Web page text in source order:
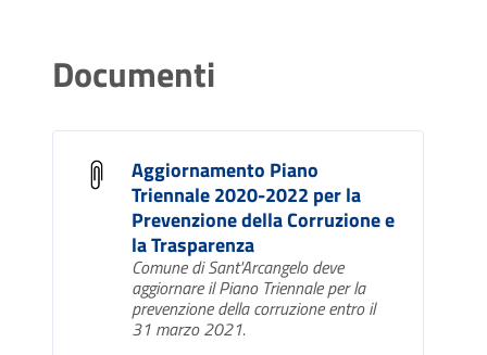
Documenti
Aggiornamento Piano
Triennale 2020-2022 per la
Prevenzione della Corruzione e
la Trasparenza
Comune di Sant'Arcangelo deve
aggiornare il Piano Triennale per la
prevenzione della corruzione entro il
31 marzo 2021.